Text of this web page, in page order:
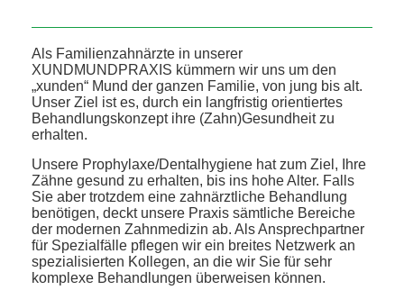
Als Familienzahnärzte in unserer
XUNDMUNDPRAXIS kümmern wir uns um den
„xunden“ Mund der ganzen Familie, von jung bis alt.
Unser Ziel ist es, durch ein langfristig orientiertes
Behandlungskonzept ihre (Zahn)Gesundheit zu
erhalten.
Unsere Prophylaxe/Dentalhygiene hat zum Ziel, Ihre
Zähne gesund zu erhalten, bis ins hohe Alter. Falls
Sie aber trotzdem eine zahnärztliche Behandlung
benötigen, deckt unsere Praxis sämtliche Bereiche
der modernen Zahnmedizin ab. Als Ansprechpartner
für Spezialfälle pflegen wir ein breites Netzwerk an
spezialisierten Kollegen, an die wir Sie für sehr
komplexe Behandlungen überweisen können.